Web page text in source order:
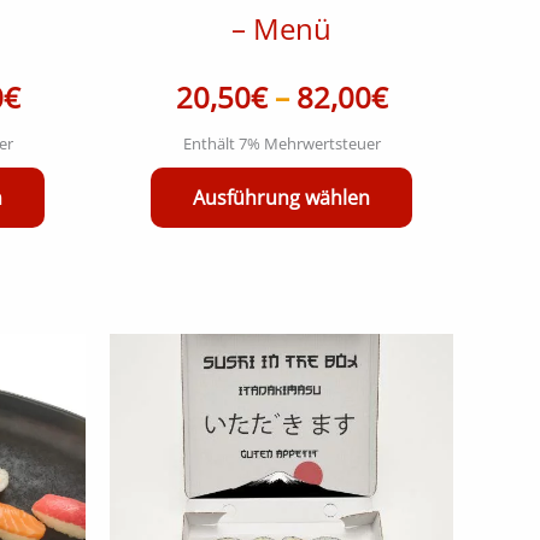
€
– Menü
20,50€ – 82,00€
Enthält 7% Mehrwertsteuer
Ausführung wählen